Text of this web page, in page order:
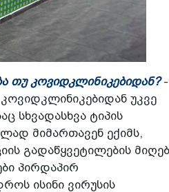
თუ კოვიდკლინიკებიდან?-
უკვე
სხვადასხვა ტიპის
მიმართავენ ექიმს,
გადაწყვეტილების
პირდაპირ
ისინი ვირუსის